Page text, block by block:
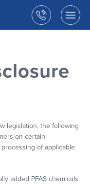
Call
us
legislation, the following
on certain
of applicable
added PFAS chemicals